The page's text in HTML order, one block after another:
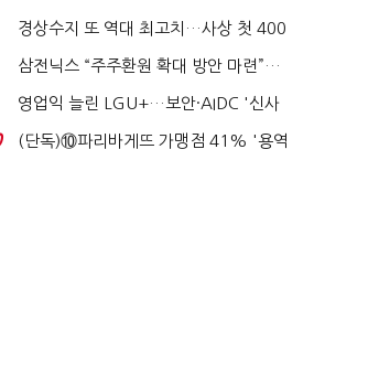
이스피싱 공시 ...
경상수지 또 역대 최고치…사상 첫 400
억달러에 '3% 성...
삼전닉스 “주주환원 확대 방안 마련”…
로이터에 성명...
영업익 늘린 LGU+…보안·AIDC '신사
업 드라이브'...
(단독)⑩파리바게뜨 가맹점 41% '용역